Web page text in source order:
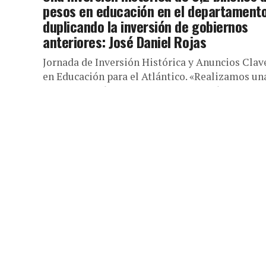
pesos en educación en el
duplicando la inversión de gobiernos
anteriores: José Daniel Rojas
Jornada de Inversión Histórica y Anuncios
en Educación para el Atlántico. «Realizamos
gira de dos días para entregar dotación de alto